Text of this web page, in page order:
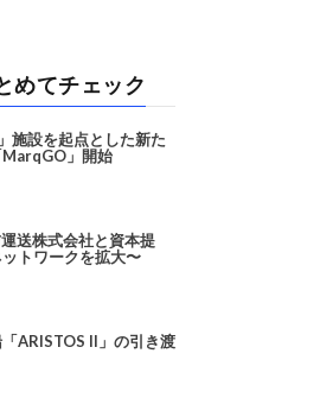
めてチェック
施設を起点とした新た
」開始
送株式会社と資本提
トワークを拡大〜
ARISTOS II」の引き渡